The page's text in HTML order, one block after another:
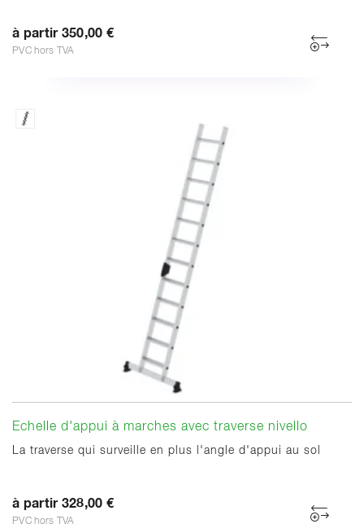
à partir 350,00 €
PVC hors TVA
Echelle d'appui à marches avec traverse nivello
La traverse qui surveille en plus l'angle d'appui au sol
à partir 328,00 €
PVC hors TVA